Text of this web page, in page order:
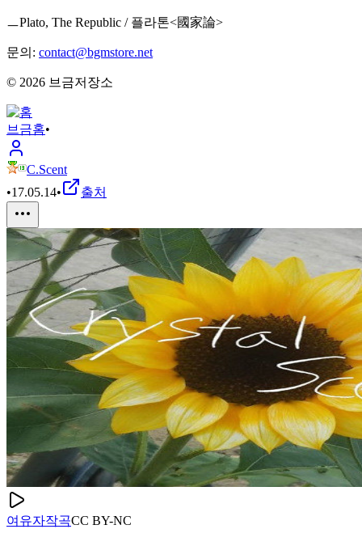
ㅡPlato, The Republic / 플라톤<國家論>
문의: contact@bgmstore.net
© 2026 브금저장소
브금홈•
C.Scent
•17.05.14• 출처
여유자작곡CC BY-NC